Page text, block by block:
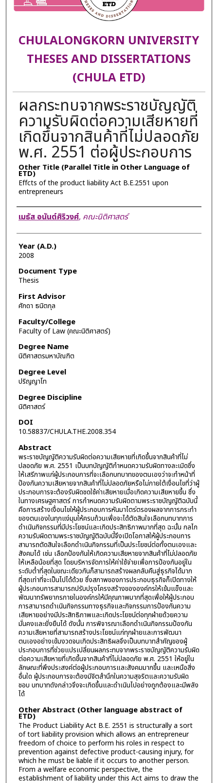
CHULALONGKORN UNIVERSITY
THESES AND DISSERTATIONS
(CHULA ETD)
ผลกระทบจากพระราชบัญญัติ
ความรับผิดต่อความเสียหายที่
เกิดขึ้นจากสินค้าที่ไม่ปลอดภัย
พ.ศ. 2551 ต่อผู้ประกอบการ
Other Title (Parallel Title in Other Language of
ETD)
Effcts of the product liability Act B.E.2551 upon
entrepreneurs
Author
เมธัส อนันต์ศิริวงศ์, คณะนิติศาสตร์
Year (A.D.)
2008
Document Type
Thesis
First Advisor
ศักดา ธนิตกุล
Faculty/College
Faculty of Law (คณะนิติศาสตร์)
Degree Name
นิติศาสตรมหาบัณฑิต
Degree Level
ปริญญาโท
Degree Discipline
นิติศาสตร์
DOI
10.58837/CHULA.THE.2008.354
Abstract
พระราชบัญญัติความรับผิดต่อความเสียหายที่เกิดขึ้นจากสินค้าที่ไม่
ปลอดภัย พ.ศ. 2551 เป็นบทบัญญัติกำหนดความรับผิดทางละเมิดซึ่ง
ให้เสรีภาพแก่ผู้ประกอบการที่จะเลือกบทบาทของตนเองว่าจะทำหน้าที่
ป้องกันความเสียหายจากสินค้าที่ไม่ปลอดภัยหรือไม่ภายใต้เงื่อนไขที่ว่าผู้
ประกอบการจะต้องรับผิดชดใช้ค่าเสียหายเมื่อเกิดความเสียหายขึ้น ซึ่ง
ในทางเศรษฐศาสตร์ การกำหนดความรับผิดตามพระราชบัญญัติฉบับนี้
คือการสร้างเงื่อนไขให้ผู้ประกอบการหันมาไตร่ตรองผลจากการกระทำ
ของตนเองในทุกแง่มุมให้ครบถ้วนเพื่อจะได้ตัดสินใจเลือกบทบาทการ
ดำเนินกิจกรรมที่มีประโยชน์และเกิดประสิทธิภาพมากที่สุด ฉะนั้น กลไก
ความรับผิดตามพระราชบัญญัติฉบับนี้จึงเปิดโอกาสให้ผู้ประกอบการ
สามารถตัดสินใจเลือกดำเนินกิจกรรมที่เป็นประโยชน์ต่อทั้งตนเองและ
สังคมได้ เช่น เลือกป้องกันให้เกิดความเสียหายจากสินค้าที่ไม่ปลอดภัย
ให้เหลือน้อยที่สุด โดยบริหารจัดการให้ค่าใช้จ่ายเพื่อการป้องกันอยู่ใน
ระดับต่ำที่สุดในขณะเดียวกันก็สามารถสร้างผลกลับคืนสู่ธุรกิจได้มาก
ที่สุดเท่าที่จะเป็นไปได้ด้วย ซึ่งสภาพของการประกอบธุรกิจก็เปิดทางให้
ผู้ประกอบการสามารถปรับปรุงโครงสร้างขององค์กรให้เข้มแข็งและ
พัฒนาทรัพยากรภายในองค์กรให้มีคุณภาพมากที่สุดเพื่อให้ผู้ประกอบ
การสามารถดำเนินกิจกรรมทางธุรกิจและกิจกรรมการป้องกันความ
เสียหายอย่างมีประสิทธิภาพและเกิดประโยชน์ต่อทุกฝ่ายด้วยความ
มั่นคงและยั่งยืนได้ ดังนั้น การพิจารณาเลือกดำเนินกิจกรรมป้องกัน
ความเสียหายที่สามารถสร้างประโยชน์แก่ทุกฝ่ายและการพัฒนา
ตนเองอย่างเข้มงวดจนเกิดประสิทธิผลจึงเป็นบทบาทสำคัญของผู้
ประกอบการที่ช่วยแปรเปลี่ยนผลกระทบจากพระราชบัญญัติความรับผิด
ต่อความเสียหายที่เกิดขึ้นจากสินค้าที่ไม่ปลอดภัย พ.ศ. 2551 ให้อยู่ใน
ลักษณะที่พึงประสงค์ต่อผู้ประกอบการและสังคมมากขึ้น และเหนือสิ่ง
อื่นใด ผู้ประกอบการจะต้องมีจิตสำนึกในความสุจริตและความรับผิด
ชอบ บทบาทดังกล่าวจึงจะเกิดขึ้นและดำเนินไปอย่างถูกต้องและมีพลัง
ได้
Other Abstract (Other language abstract of
ETD)
The Product Liability Act B.E. 2551 is structurally a sort
of tort liability provision which allows an entrepreneur
freedom of choice to perform his roles in respect to
prevention against defective product-causing injury, for
which he must be liable if it occurs to another person.
From a welfare economic perspective, the
establishment of liability under this Act aims to draw the